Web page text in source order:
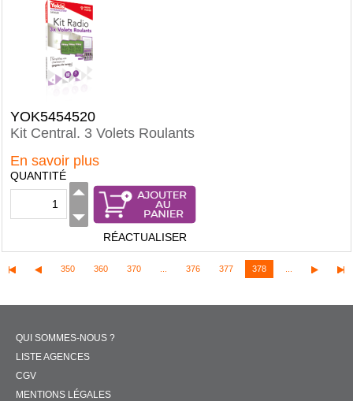
YOK5454520
Kit Central. 3 Volets Roulants
En savoir plus
QUANTITÉ
RÉACTUALISER
350 360 370 376 377 378
QUI SOMMES-NOUS ?
LISTE AGENCES
CGV
MENTIONS LÉGALES